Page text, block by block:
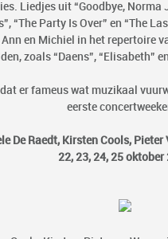
Liedjes uit “Goodbye, Norma
“The Party Is Over” en “The
en Michiel in het repertoire
zoals “Daens”, “Elisabeth”
er fameus wat muzikaal
eerste
De Raedt, Kirsten Cools,
22, 23, 24, 25 oktober